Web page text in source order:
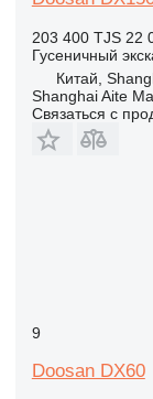
203 400 TJS 22
Гусеничный
Китай,
Shanghai Aite
Связаться с
9
Doosan DX60